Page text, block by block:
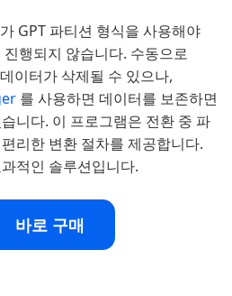
GPT 파티션 형식을 사용해야
행되지 않습니다. 수동으로
이터가 삭제될 수 있으나,
를 사용하면 데이터를 보존하면
니다. 이 프로그램은 전환 중 파
리한 변환 절차를 제공합니다.
적인 솔루션입니다.
바로 구매